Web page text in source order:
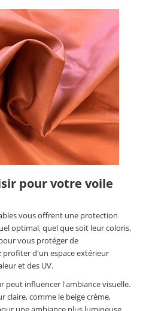
pour votre voile
vous offrent une protection
optimal, quel que soit leur coloris.
vous protéger de
profiter d'un espace extérieur
et des UV.
peut influencer l'ambiance visuelle.
claire, comme le beige crème,